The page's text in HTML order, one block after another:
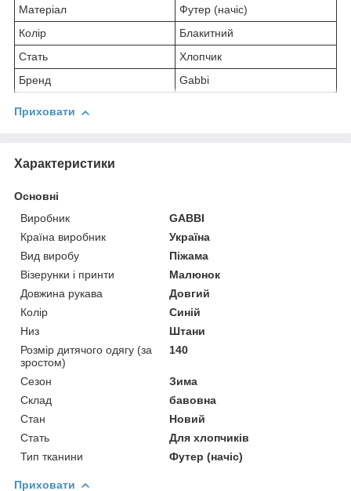
Матеріал
Футер (начіс)
Колір
Блакитний
Стать
Хлопчик
Бренд
Gabbi
Приховати
Характеристики
Основні
Виробник
GABBI
Країна виробник
Україна
Вид виробу
Піжама
Візерунки і принти
Малюнок
Довжина рукава
Довгий
Колір
Синій
Низ
Штани
Розмір дитячого одягу (за
зростом)
140
Сезон
Зима
Склад
бавовна
Стан
Новий
Стать
Для хлопчиків
Тип тканини
Футер (начіс)
Приховати